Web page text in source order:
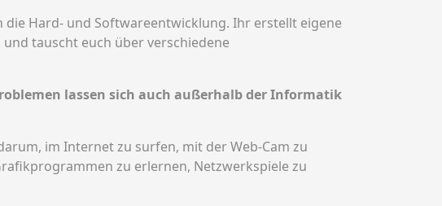
Hard- und Softwareentwicklung. Ihr erstellt eigene
tauscht euch über verschiedene
lassen sich auch außerhalb der Informatik
im Internet zu surfen, mit der Web-Cam zu
zu erlernen, Netzwerkspiele zu